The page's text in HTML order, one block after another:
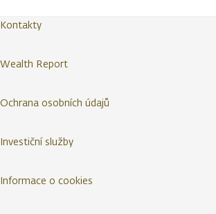
Kontakty
Wealth Report
Ochrana osobních údajů
Investiční služby
Informace o cookies